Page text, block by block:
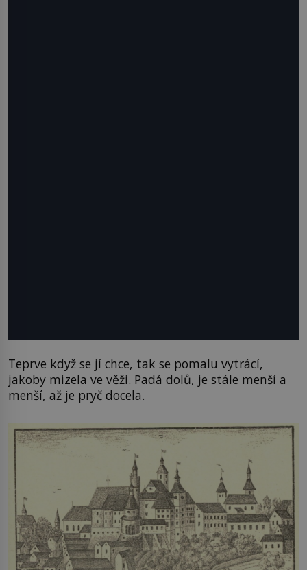
Teprve když se jí chce, tak se pomalu vytrácí,
jakoby mizela ve věži. Padá dolů, je stále menší a
menší, až je pryč docela.